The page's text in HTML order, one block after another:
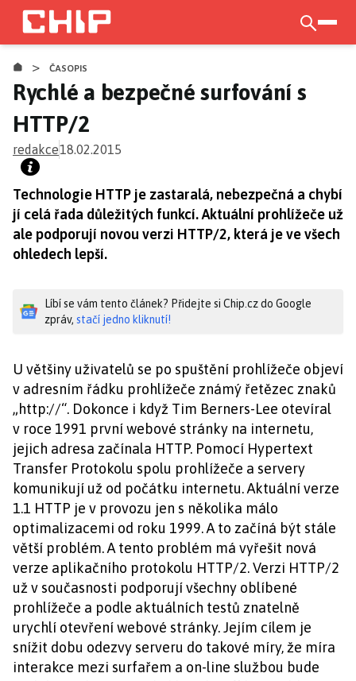
Přejít
hlavnímu
obsahu
> ČASOPIS
Rychlé a bezpečné surfování s
HTTP/2
redakce18.02.2015
Technologie HTTP je zastaralá, nebezpečná a chybí
jí celá řada důležitých funkcí. Aktuální prohlížeče už
ale podporují novou verzi HTTP/2, která je ve všech
ohledech lepší.
Líbí se vám tento článek? Přidejte si Chip.cz do Google
zpráv, stačí jedno kliknutí!
U většiny uživatelů se po spuštění prohlížeče objeví
v adresním řádku prohlížeče známý řetězec znaků
„http://“. Dokonce i když Tim Berners-Lee otevíral
v roce 1991 první webové stránky na internetu,
jejich adresa začínala HTTP. Pomocí Hypertext
Transfer Protokolu spolu prohlížeče a servery
komunikují už od počátku internetu. Aktuální verze
1.1 HTTP je v provozu jen s několika málo
optimalizacemi od roku 1999. A to začíná být stále
větší problém. A tento problém má vyřešit nová
verze aplikačního protokolu HTTP/2. Verzi HTTP/2
už v současnosti podporují všechny oblíbené
prohlížeče a podle aktuálních testů znatelně
urychlí otevření webové stránky. Jejím cílem je
snížit dobu odezvy serveru do takové míry, že míra
interakce mezi surfařem a on-line službou bude